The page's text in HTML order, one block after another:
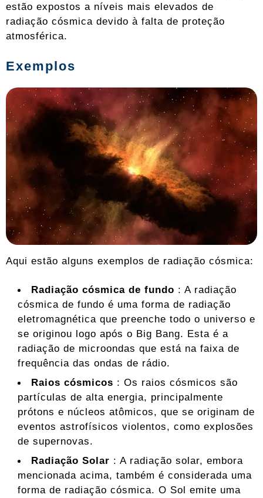
estão expostos a níveis mais elevados de
radiação cósmica devido à falta de proteção
atmosférica.
Exemplos
Aqui estão alguns exemplos de radiação cósmica:
Radiação cósmica de fundo : A radiação
cósmica de fundo é uma forma de radiação
eletromagnética que preenche todo o universo e
se originou logo após o Big Bang. Esta é a
radiação de microondas que está na faixa de
frequência das ondas de rádio.
Raios cósmicos : Os raios cósmicos são
partículas de alta energia, principalmente
prótons e núcleos atômicos, que se originam de
eventos astrofísicos violentos, como explosões
de supernovas.
Radiação Solar : A radiação solar, embora
mencionada acima, também é considerada uma
forma de radiação cósmica. O Sol emite uma